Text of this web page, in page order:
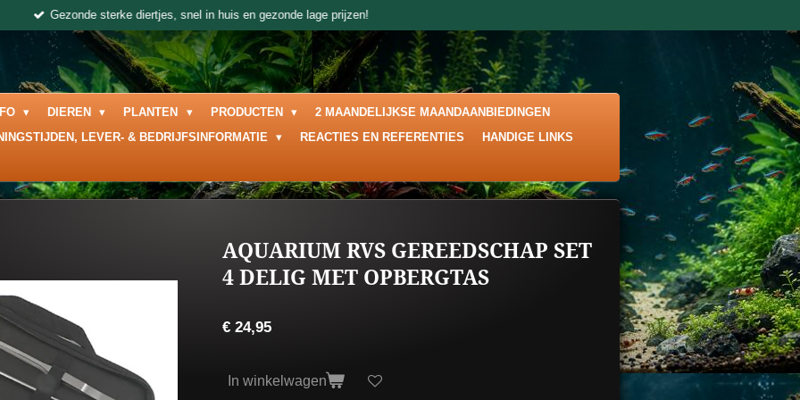
Gezonde sterke diertjes, snel in huis en gezonde lage prijzen!
DIEREN PLANTEN PRODUCTEN
2 MAANDELIJKSE MAANDAANBIEDINGEN
LEVER- & BEDRIJFSINFORMATIE REACTIES EN REFERENTIES HANDIGE LINKS
AQUARIUM RVS GEREEDSCHAP SET
4 DELIG MET OPBERGTAS
€ 24,95
In winkelwagen